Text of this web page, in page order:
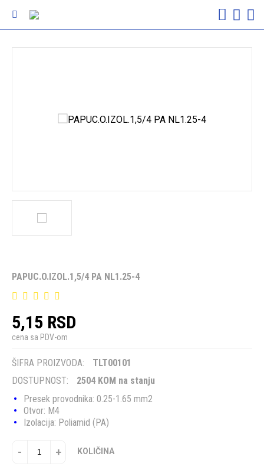
PAPUC.O.IZOL.1,5/4 PA NL1.25-4
5,15 RSD
cena sa PDV-om
ŠIFRA PROIZVODA:
TLT00101
DOSTUPNOST:
2504 KOM na stanju
Presek provodnika: 0.25-1.65 mm2
Otvor: M4
Izolacija: Poliamid (PA)
- + KOLIČINA